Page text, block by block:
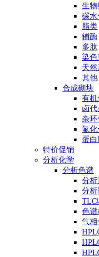
生物
碳水
脂类
辅酶
多肽
染色
天
其他
合成砌块
有
卤
杂
氟
蛋
特价促销
分析化学
分析色谱
分
分析
TLC
色谱
气相